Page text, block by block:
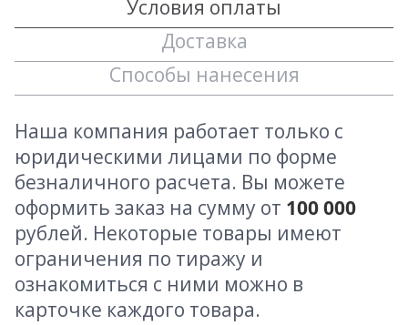
Условия оплаты
Доставка
Способы нанесения
Наша компания работает только с
юридическими лицами по форме
безналичного расчета. Вы можете
оформить заказ на сумму от 100 000
рублей. Некоторые товары имеют
ограничения по тиражу и
ознакомиться с ними можно в
карточке каждого товара.